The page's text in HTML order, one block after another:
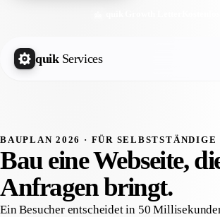
quik Services
BAUPLAN 2026 · FÜR
Bau eine Webseite,
Anfragenbringt.
Ein Besucher entscheidet in 50